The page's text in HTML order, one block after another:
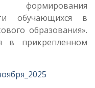
формирования
обучающихся в
образования».
в прикрепленном